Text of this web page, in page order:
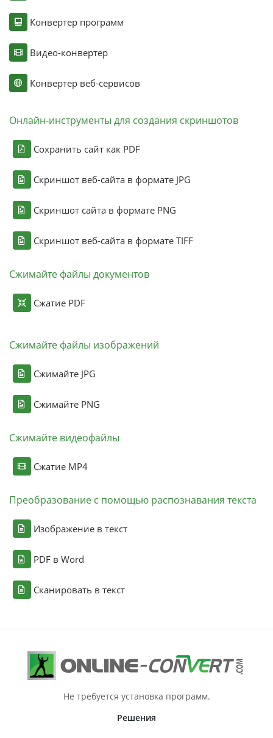
Конвертер программ
Видео-конвертер
Конвертер веб-сервисов
Онлайн-инструменты для создания скриншотов
Сохранить сайт как PDF
Скриншот веб-сайта в формате JPG
Скриншот сайта в формате PNG
Скриншот веб-сайта в формате TIFF
Сжимайте файлы документов
Сжатие PDF
Сжимайте файлы изображений
Сжимайте JPG
Сжимайте PNG
Сжимайте видеофайлы
Сжатие MP4
Преобразование с помощью распознавания текста
Изображение в текст
PDF в Word
Сканировать в текст
Не требуется установка программ.
Решения